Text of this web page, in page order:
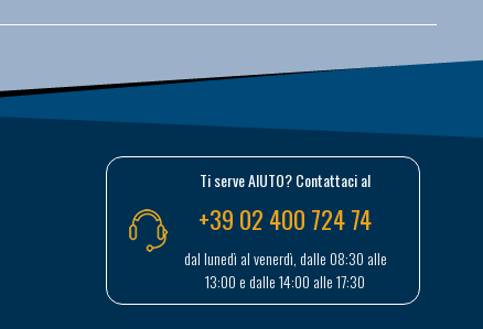
Ti serve AIUTO? Contattaci al
+39 02 400 724 74
dal lunedì al venerdì, dalle 08:30 alle
13:00 e dalle 14:00 alle 17:30